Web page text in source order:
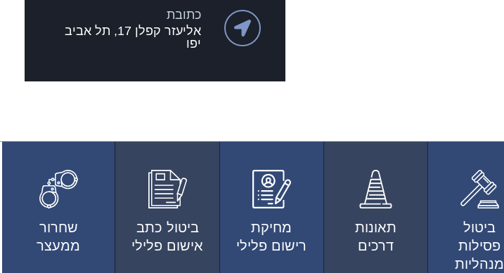
כתובת
אליעזר קפלן 17, תל אביב
יפו
ביטול
פסילות
מנהליות
תאונות
דרכים
מחיקת
רישום פלילי
ביטול כתב
אישום פלילי
שחרור
ממעצר